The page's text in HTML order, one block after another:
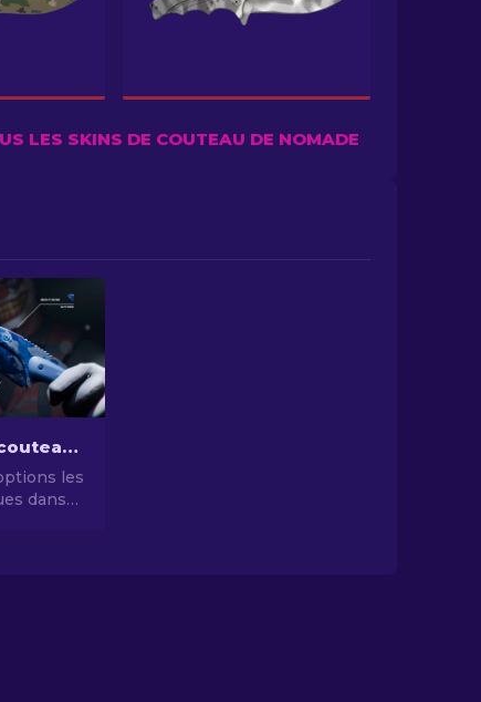
LES SKINS DE COUTEAU DE NOMADE
Les skins de couteaux CS2 les moins chers [2026]
les
dans